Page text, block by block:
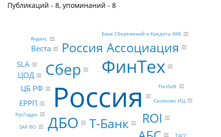
Публикаций - 8, упоминаний - 8
Россия
ФинТех
Сбер
ДБО Т-Банк
Россия Ассоциация
ROI
Веста
ЦБ РФ
SLA
ЦОД
ЕРРП
РусГидро
Банк Сбережений и Кредита АКБ
Сколково ИЦ
SAP BO
FlexSoft
Яндекс
ТАСС